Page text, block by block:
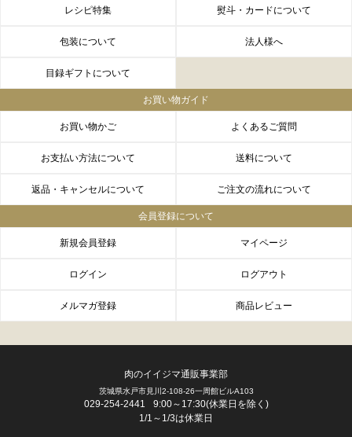
FACEBOOK twitter instagram
レシピ特集 熨斗・カードについて
包装について 法人様へ
目録ギフトについて
お買い物ガイド
お買い物かご よくあるご質問
お支払い方法について 送料について
返品・キャンセルについて ご注文の流れについて
会員登録について
新規会員登録 マイページ
ログイン ログアウト
メルマガ登録 商品レビュー
肉のイイジマ通販事業部
茨城県水戸市見川2-108-26一周館ビルA103
029-254-2441
9:00～17:30(休業日を除く)
1/1～1/3は休業日